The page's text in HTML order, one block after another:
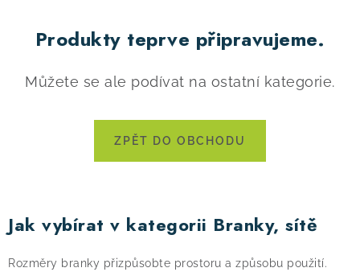
CAMPING
VÝPRODEJ
Produkty teprve připravujeme.
Můžete se ale podívat na ostatní kategorie.
ZPĚT DO OBCHODU
Jak vybírat v kategorii Branky, sítě
Rozměry branky přizpůsobte prostoru a způsobu použití.